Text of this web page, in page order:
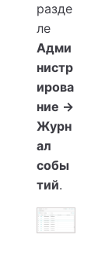
разде
ле
Адми
нистр
ирова
ние →
Журн
ал
собы
тий.